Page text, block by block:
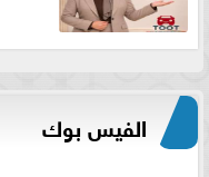
الفيس بوك